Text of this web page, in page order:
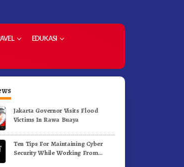
EDUKASI
Jakarta Governor Visits Flood
Victims In Rawa Buaya
Ten Tips For Maintaining Cyber
Security While Working From